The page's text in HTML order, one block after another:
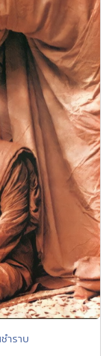
ำราบ